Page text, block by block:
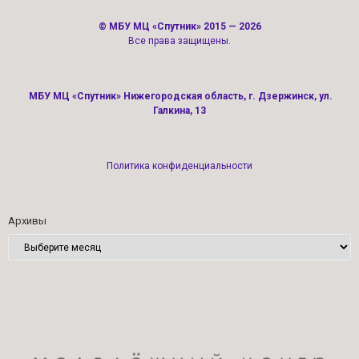
© МБУ МЦ «Спутник» 2015 — 2026
Все права защищены.
МБУ МЦ «Спутник» Нижегородская область, г. Дзержинск, ул.
Галкина, 13
Политика конфиденциальности
Архивы